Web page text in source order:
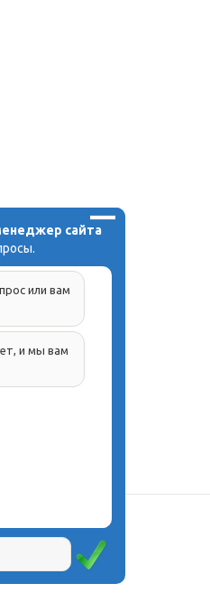
сайта
или вам
и мы вам